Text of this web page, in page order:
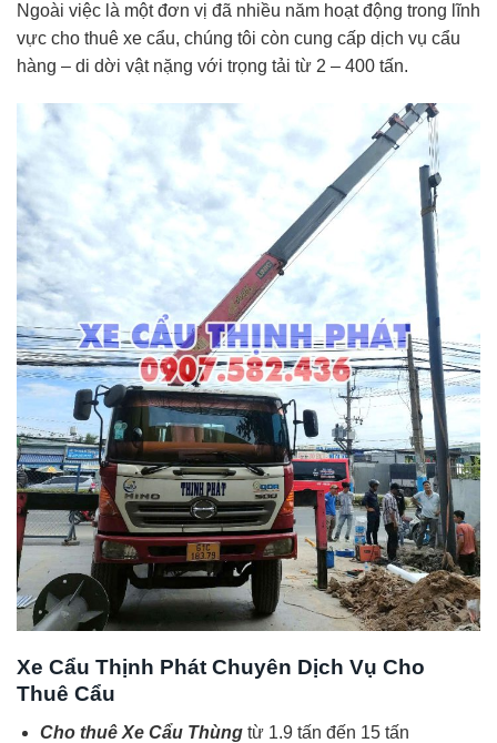
Ngoài việc là một đơn vị đã nhiều năm hoạt động trong lĩnh
vực cho thuê xe cẩu, chúng tôi còn cung cấp dịch vụ cẩu
hàng – di dời vật nặng với trọng tải từ 2 – 400 tấn.
Xe Cẩu Thịnh Phát Chuyên Dịch Vụ Cho
Thuê Cẩu
Cho thuê Xe Cẩu Thùngtừ 1.9 tấn đến 15 tấn